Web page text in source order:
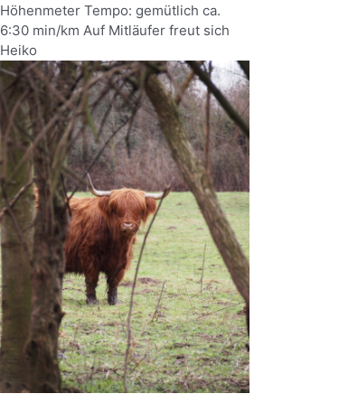
Höhenmeter Tempo: gemütlich ca.
6:30 min/km Auf Mitläufer freut sich
Heiko